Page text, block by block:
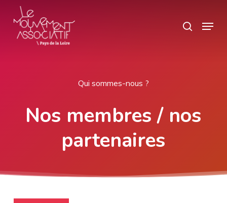
search
Menu
Qui sommes-nous ?
Nos membres / nos
partenaires
Panneau de gestion des cookies